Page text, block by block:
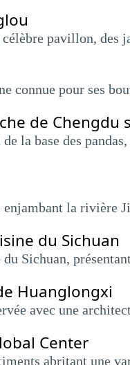
pavillon, des
connue pour ses
de Chengdu
la base des
la rivière
du Sichuan
Sichuan,
Huanglongxi
avec une
Center
abritant une